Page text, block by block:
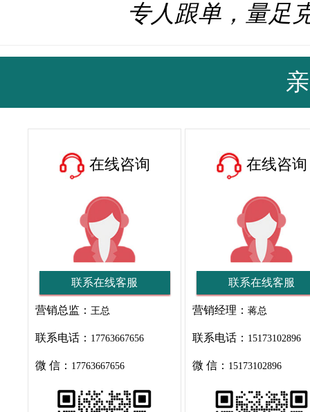
专人跟单，量足
在线咨询
联系在线客服
营销总监： 王总
联系电话： 17763667656
微 信： 17763667656
在线咨询
联系在线客服
营销经理： 蒋总
联系电话： 15173102896
微 信： 15173102896